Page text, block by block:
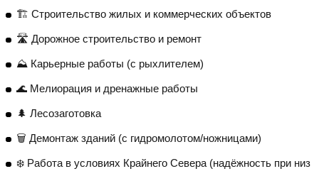
🏗️ Строительство жилых и коммерческих объектов
🛣️ Дорожное строительство и ремонт
⛰️ Карьерные работы (с рыхлителем)
🌊 Мелиорация и дренажные работы
🌲 Лесозаготовка
🗑️ Демонтаж зданий (с гидромолотом/ножницами)
❄️ Работа в условиях Крайнего Севера (надёжность при низ